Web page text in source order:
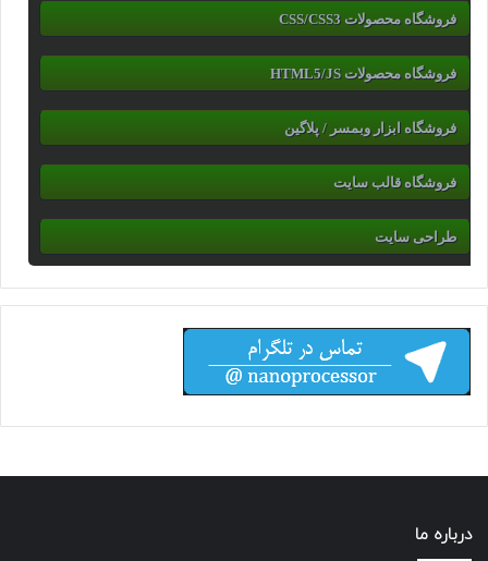
فروشگاه محصولات CSS/CSS3
فروشگاه محصولات HTML5/JS
فروشگاه ابزار وبمسر / پلاگین
فروشگاه قالب سایت
طراحی سایت
درباره ما